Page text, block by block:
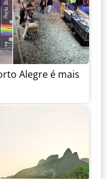
Alegre é mais